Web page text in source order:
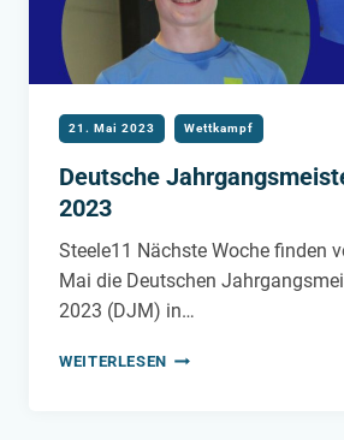
Deutsche
2023
21. Mai 2023 Wettkampf
Steele11 Nächste Woche finden
Mai die Deutschen
2023 (DJM) in…
WEITERLESEN DEUTSCHE